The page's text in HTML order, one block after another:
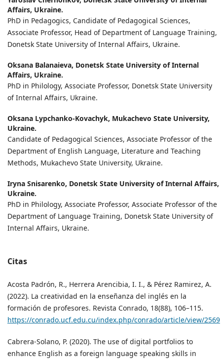
Affairs, Ukraine.
PhD in Pedagogics, Candidate of Pedagogical Sciences,
Associate Professor, Head of Department of Language Training,
Donetsk State University of Internal Affairs, Ukraine.
Oksana Balanaieva, Donetsk State University of Internal
Affairs, Ukraine.
PhD in Philology, Associate Professor, Donetsk State University
of Internal Affairs, Ukraine.
Oksana Lypchanko-Kovachyk, Mukachevo State University,
Ukraine.
Candidate of Pedagogical Sciences, Associate Professor of the
Department of English Language, Literature and Teaching
Methods, Mukachevo State University, Ukraine.
Iryna Snisarenko, Donetsk State University of Internal Affairs,
Ukraine.
PhD in Philology, Associate Professor, Associate Professor of the
Department of Language Training, Donetsk State University of
Internal Affairs, Ukraine.
Citas
Acosta Padrón, R., Herrera Arencibia, I. I., & Pérez Ramirez, A.
(2022). La creatividad en la enseñanza del inglés en la
formación de profesores. Revista Conrado, 18(88), 106–115.
https://conrado.ucf.edu.cu/index.php/conrado/article/view/2569
Cabrera-Solano, P. (2020). The use of digital portfolios to
enhance English as a foreign language speaking skills in